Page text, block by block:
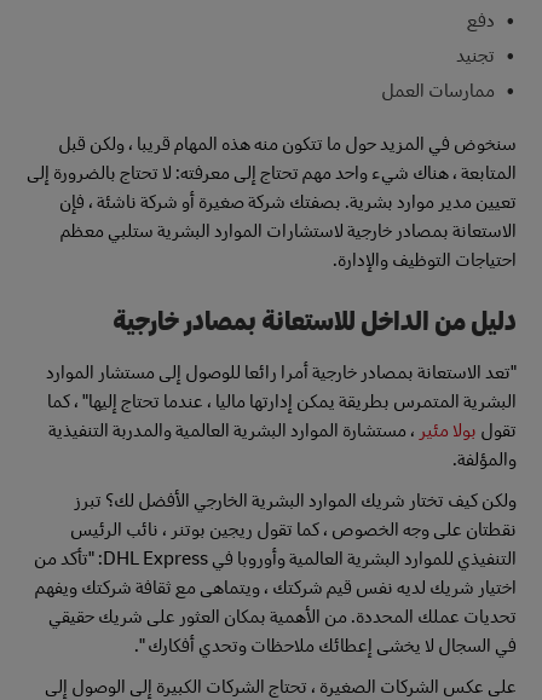
دفع
تجنيد
ممارسات العمل
سنخوض في المزيد حول ما تتكون منه هذه المهام قريبا ، ولكن قبل
المتابعة ، هناك شيء واحد مهم تحتاج إلى معرفته: لا تحتاج بالضرورة إلى
تعيين مدير موارد بشرية. بصفتك شركة صغيرة أو شركة ناشئة ، فإن
الاستعانة بمصادر خارجية لاستشارات الموارد البشرية ستلبي معظم
احتياجات التوظيف والإدارة.
دليل من الداخل للاستعانة بمصادر خارجية
"تعد الاستعانة بمصادر خارجية أمرا رائعا للوصول إلى مستشار الموارد
البشرية المتمرس بطريقة يمكن إدارتها ماليا ، عندما تحتاج إليها" ، كما
تقول بولا مئير ، مستشارة الموارد البشرية العالمية والمدربة التنفيذية
والمؤلفة.
ولكن كيف تختار شريك الموارد البشرية الخارجي الأفضل لك؟ تبرز
نقطتان على وجه الخصوص ، كما تقول ريجين بوتنر ، نائب الرئيس
التنفيذي للموارد البشرية العالمية وأوروبا في DHL Express: "تأكد من
اختيار شريك لديه نفس قيم شركتك ، ويتماهى مع ثقافة شركتك ويفهم
تحديات عملك المحددة. من الأهمية بمكان العثور على شريك حقيقي
في السجال لا يخشى إعطائك ملاحظات وتحدي أفكارك ".
على عكس الشركات الصغيرة ، تحتاج الشركات الكبيرة إلى الوصول إلى